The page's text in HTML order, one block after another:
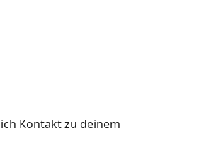
Kontakt zu deinem